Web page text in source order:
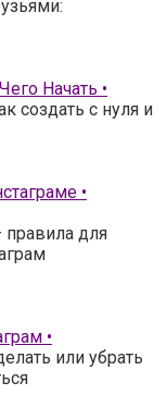
Начать •
создать с нуля и
•
правила для
•
или убрать